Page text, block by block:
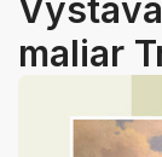
maliar